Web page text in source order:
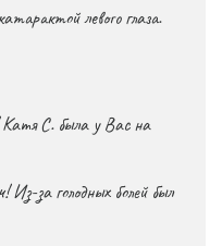
левого глаза.
Катя С. была у Вас на
Из-за голодных болей был